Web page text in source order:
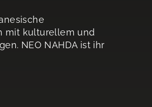
mit kulturellem und
NEO NAHDA ist ihr